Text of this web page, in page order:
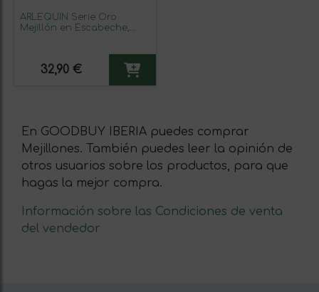
ARLEQUIN Serie Oro
Mejillón en Escabeche,
32,90 €
En GOODBUY IBERIA puedes comprar
Mejillones. También puedes leer la opinión de
otros usuarios sobre los productos, para que
hagas la mejor compra.
Información sobre las Condiciones de venta
del vendedor